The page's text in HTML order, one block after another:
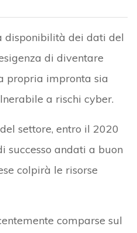
disponibilità dei dati del
di diventare
propria impronta sia
a rischi cyber.
settore, entro il 2020
successo andati a buon
colpirà le risorse
comparse sul